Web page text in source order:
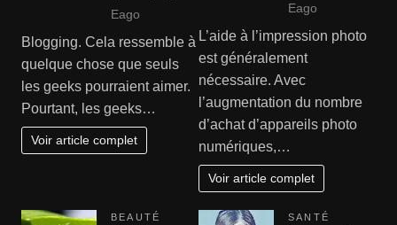
Eago
Blogging. Cela ressemble à
quelque chose que seuls
les geeks pourraient aimer.
Pourtant, les geeks…
Voir article complet
Eago
L’aide à l’impression photo
est généralement
nécessaire. Avec
l’augmentation du nombre
d’achat d’appareils photo
numériques,…
Voir article complet
BEAUTÉ
SANTÉ